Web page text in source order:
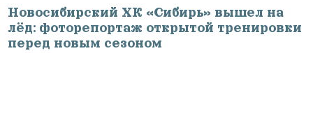
Новосибирский ХК «Сибирь» вышел на
лёд: фоторепортаж открытой тренировки
перед новым сезоном